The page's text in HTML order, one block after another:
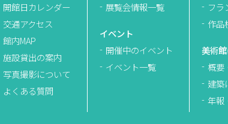
開館日カレンダー
交通アクセス
館内MAP
施設貸出の案内
写真撮影について
よくある質問
展覧会情報一覧
イベント
開催中のイベント
イベント一覧
フラ
作品
美術
概要
建築
年報